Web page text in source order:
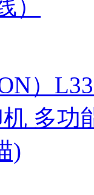
）